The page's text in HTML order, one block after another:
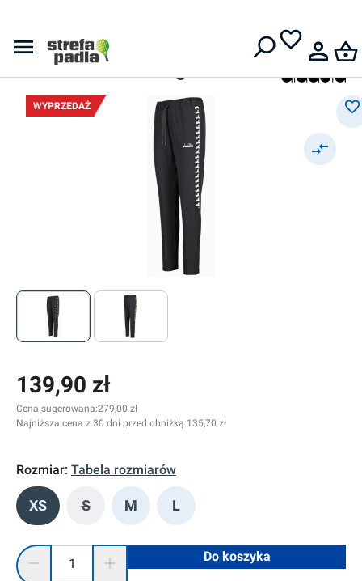
Damskie spodnie
Diadora L. Challenge - black
WYPRZEDAŻ
139,90 zł
Cena sugerowana:279,00 zł
Najniższa cena z 30 dni przed obniżką:135,70 zł
Rozmiar: Tabela rozmiarów
XS S(Ta opcja jest obecnie niedostępna.)
M L
Ilość produktu: Wprowadź żądaną ilość lub użyj
Do koszyka